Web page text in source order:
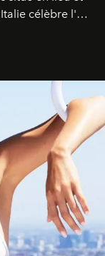
célèbre l'art